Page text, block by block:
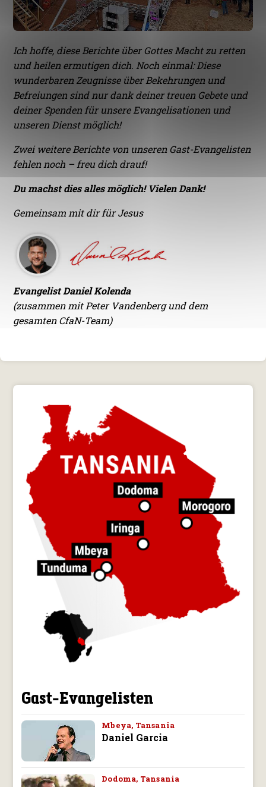
Ich hoffe, diese Berichte über Gottes Macht zu retten
und heilen ermutigen dich. Noch einmal: Diese
wunderbaren Zeugnisse über Bekehrungen und
Befreiungen sind nur dank deiner treuen Gebete und
deiner Spenden für unsere Evangelisationen und
unseren Dienst möglich!
Zwei weitere Berichte von unseren Gast-Evangelisten
fehlen noch – freu dich drauf!
Du machst dies alles möglich! Vielen Dank!
Gemeinsam mit dir für Jesus
Evangelist Daniel Kolenda
(zusammen mit Peter Vandenberg und dem
gesamten CfaN-Team)
Gast-Evangelisten
Mbeya, Tansania
Daniel Garcia
Dodoma, Tansania